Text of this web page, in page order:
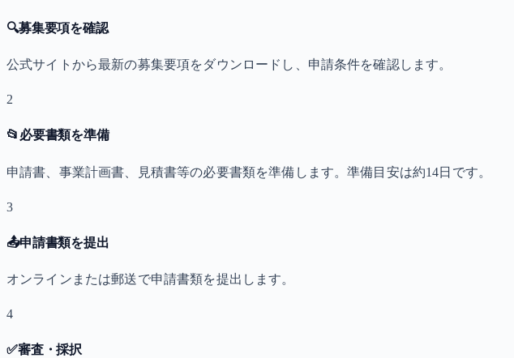
🔍募集要項を確認
公式サイトから最新の募集要項をダウンロードし、申請条件を確認します。
2
📂 必要書類を準備
申請書、事業計画書、見積書等の必要書類を準備します。準備目安は約14日です。
3
📤申請書類を提出
オンラインまたは郵送で申請書類を提出します。
4
✅審査・採択